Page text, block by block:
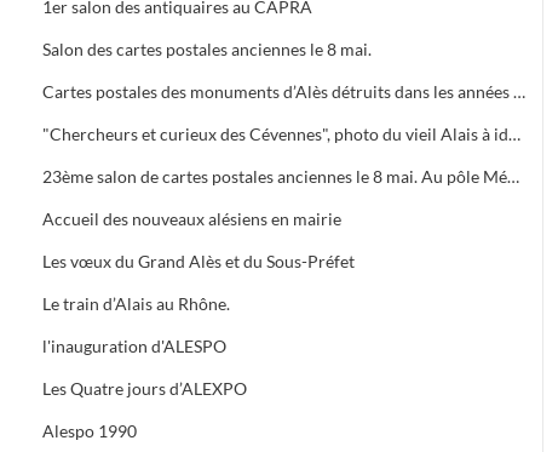
1er salon des antiquaires au CAPRA
Salon des cartes postales anciennes le 8 mai.
Cartes postales des monuments d’Alès détruits dans les années 1960.
"Chercheurs et curieux des Cévennes", photo du vieil Alais à identifier.
23ème salon de cartes postales anciennes le 8 mai. Au pôle Mécanique grand prix camion
Accueil des nouveaux alésiens en mairie
Les vœux du Grand Alès et du Sous-Préfet
Le train d’Alais au Rhône.
l'inauguration d'ALESPO
Les Quatre jours d’ALEXPO
Alespo 1990